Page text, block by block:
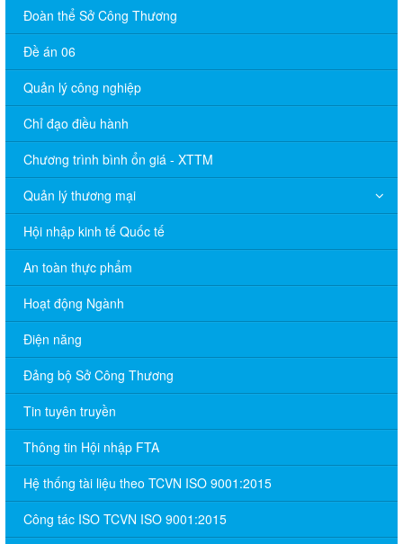
Đoàn thể Sở Công Thương
Đề án 06
Quản lý công nghiệp
Chỉ đạo điều hành
Chương trình bình ổn giá - XTTM
Quản lý thương mại
Hội nhập kinh tế Quốc tế
An toàn thực phẩm
Hoạt động Ngành
Điện năng
Đảng bộ Sở Công Thương
Tin tuyên truyền
Thông tin Hội nhập FTA
Hệ thống tài liệu theo TCVN ISO 9001:2015
Công tác ISO TCVN ISO 9001:2015